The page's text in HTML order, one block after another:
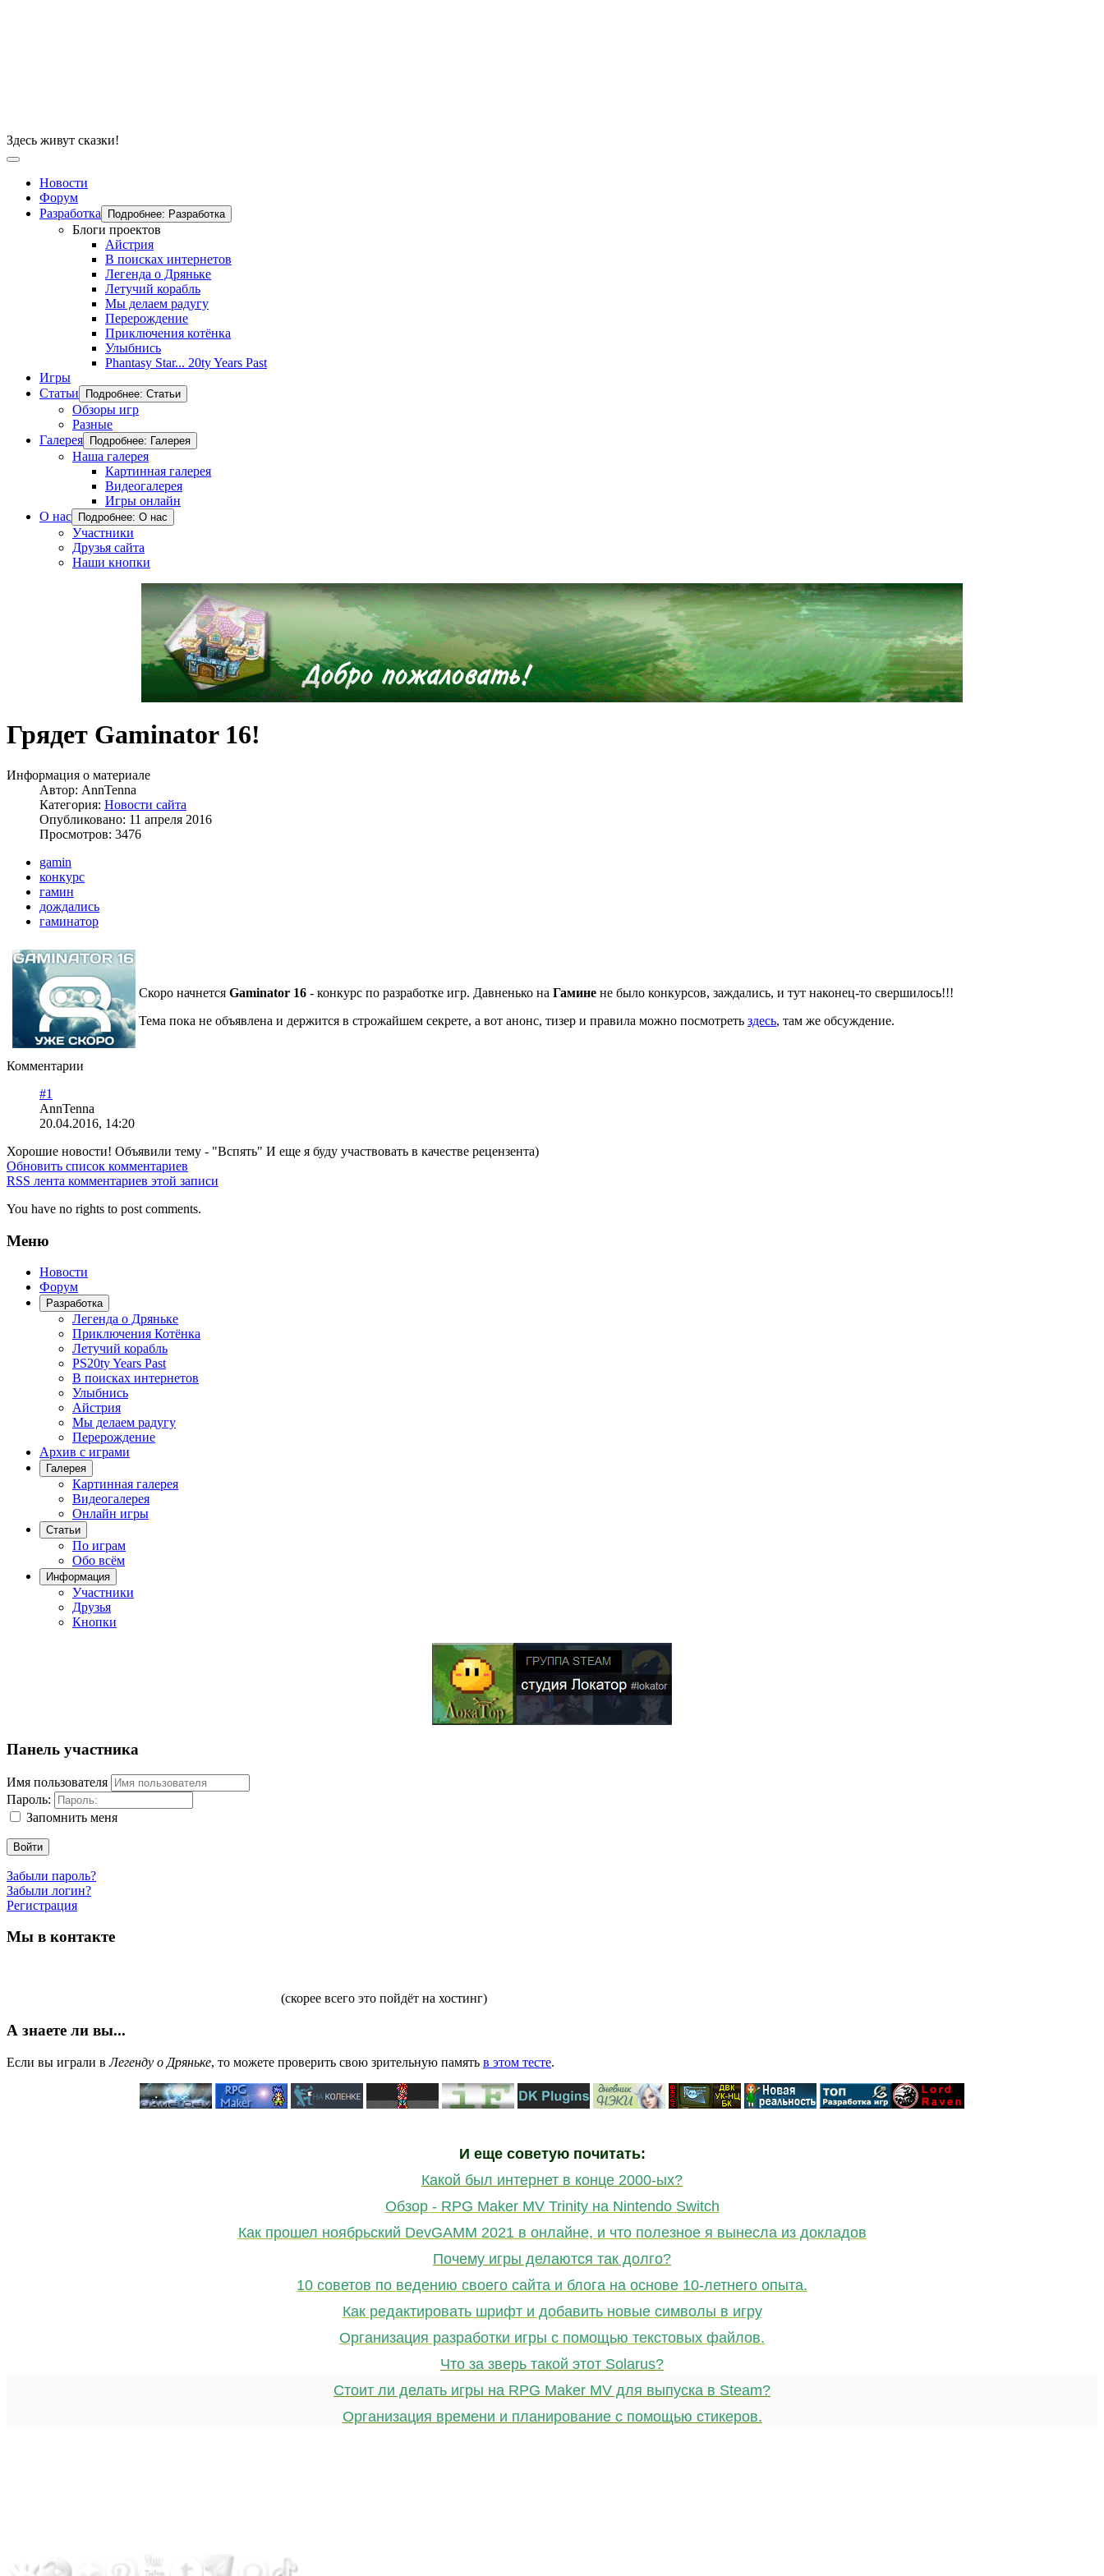
Здесь живут сказки!
Новости
Форум
Разработка
Подробнее: Разработка
Блоги проектов
Айстрия
В поисках интернетов
Легенда о Дряньке
Летучий корабль
Мы делаем радугу
Перерождение
Приключения котёнка
Улыбнись
Phantasy Star... 20ty Years Past
Игры
Статьи
Подробнее: Статьи
Обзоры игр
Разные
Галерея
Подробнее: Галерея
Наша галерея
Картинная галерея
Видеогалерея
Игры онлайн
О нас
Подробнее: О нас
Участники
Друзья сайта
Наши кнопки
Грядет Gaminator 16!
Информация о материале
Автор: AnnTenna
Категория: Новости сайта
Опубликовано: 11 апреля 2016
Просмотров: 3476
gamin
конкурс
гамин
дождались
гаминатор
Скоро начнется Gaminator 16 - конкурс по разработке игр. Давненько на Гамине не было конкурсов, заждались, и тут наконец-то свершилось!!!
Тема пока не объявлена и держится в строжайшем секрете, а вот анонс, тизер и правила можно посмотреть здесь, там же обсуждение.
Комментарии
#1
AnnTenna
20.04.2016, 14:20
Хорошие новости! Объявили тему - "Вспять" И еще я буду участвовать в качестве рецензента)
Обновить список комментариев
RSS лента комментариев этой записи
You have no rights to post comments.
Меню
Новости
Форум
Разработка
Легенда о Дряньке
Приключения Котёнка
Летучий корабль
PS20ty Years Past
В поисках интернетов
Улыбнись
Айстрия
Мы делаем радугу
Перерождение
Архив с играми
Галерея
Картинная галерея
Видеогалерея
Онлайн игры
Статьи
По играм
Обо всём
Информация
Участники
Друзья
Кнопки
Панель участника
Имя пользователя
Пароль:
Запомнить меня
Войти
Забыли пароль?
Забыли логин?
Регистрация
Мы в контакте
(скорее всего это пойдёт на хостинг)
А знаете ли вы...
Если вы играли вЛегенду о Дряньке, то можете проверить свою зрительную память в этом тесте.
И еще советую почитать:
Какой был интернет в конце 2000-ых?
Обзор - RPG Maker MV Trinity на Nintendo Switch
Как прошел ноябрьский DevGAMM 2021 в онлайне, и что полезное я вынесла из докладов
Почему игры делаются так долго?
10 советов по ведению своего сайта и блога на основе 10-летнего опыта.
Как редактировать шрифт и добавить новые символы в игру
Организация разработки игры с помощью текстовых файлов.
Что за зверь такой этот Solarus?
Стоит ли делать игры на RPG Maker MV для выпуска в Steam?
Организация времени и планирование с помощью стикеров.